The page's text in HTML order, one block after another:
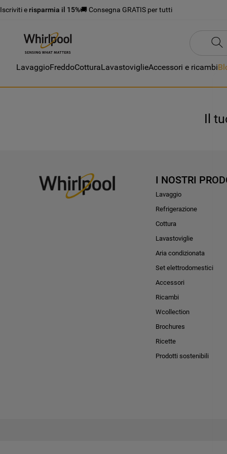
Iscriviti e risparmia il 15%🚚 Consegna GRATIS per tutti
LavaggioFreddoCotturaLavastoviglieAccessori e ricambi
Il
I NOSTRI
Lavaggio
Refrigerazione
Cottura
Lavastoviglie
Aria condizionata
Set elettrodomestici
Accessori
Ricambi
Wcollection
Brochures
Ricette
Prodotti sostenibili